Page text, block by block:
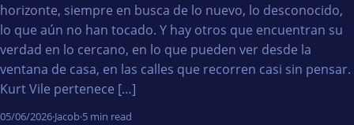
horizonte, siempre en busca de lo nuevo, lo desconocido,
lo que aún no han tocado. Y hay otros que encuentran su
verdad en lo cercano, en lo que pueden ver desde la
ventana de casa, en las calles que recorren casi sin pensar.
Kurt Vile pertenece […]
05/06/2026·Jacob·5 min read